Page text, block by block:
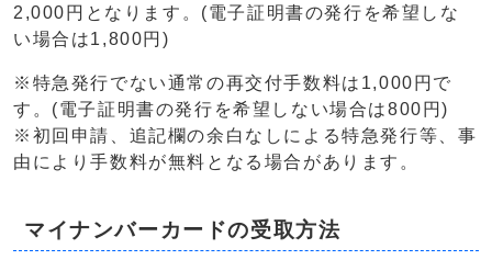
2,000円となります。(電子証明書の発行を希望しな
い場合は1,800円)
※特急発行でない通常の再交付手数料は1,000円で
す。(電子証明書の発行を希望しない場合は800円)
※初回申請、追記欄の余白なしによる特急発行等、事
由により手数料が無料となる場合があります。
マイナンバーカードの受取方法